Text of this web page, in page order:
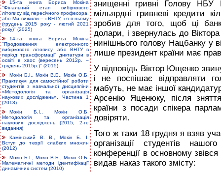
15-та книга Бориса Мокіна
"Фінальний етап вибіркового
літопису від пересічного професора,
або Ми вижили – і ВНТУ, і я в ньому
(грудень 2015 року - лютий 2021
року)" (2025)
14-та книга Бориса Мокіна
"Продовження електронного
вибіркового літопису, або ВНТУ в
період трансформації диктатури в
освіті в хаос (вересень 2012р. –
грудень 2015р.)" (2015)
Мокін Б.І., Мокін В.Б., Мокін О.Б.
Практикум для самостійної роботи
студентів з навчальної дисципліни
«Методологія та організація
наукових досліджень». Частина 1
(2018)
Мокін Б.І., Мокін О.Б.
Методологія та організація
наукових досліджень (2015, 2-ге
видання)
Камінський В. В., Мокін Б. І.
Вступ до теорії слабких множин
(2012)
Мокін Б.І., Мокін В.Б., Мокін О.Б.
Математичні методи ідентифікації
динамічних систем (2010)
знищенні гривні Голову
мільярдні гривневі кредити
зробив для того, щоб ці
долари, і звернулась до
нинішнього голову Нацбанку у
лише президент країни має
У відповідь Віктор Ющенко
і не поспішає відправляти
мабуть, не має іншої
Арсенію Яценюку, після
країни з посади спікера
довіряти.
Того ж таки 18 грудня я взяв
організації студентів
конференції в основному
видав наказ такого змісту: